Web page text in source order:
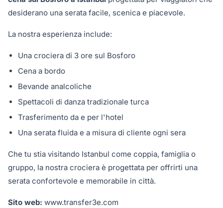
desiderano una serata facile, scenica e piacevole.
La nostra esperienza include:
Una crociera di 3 ore sul Bosforo
Cena a bordo
Bevande analcoliche
Spettacoli di danza tradizionale turca
Trasferimento da e per l'hotel
Una serata fluida e a misura di cliente ogni sera
Che tu stia visitando Istanbul come coppia, famiglia o
gruppo, la nostra crociera è progettata per offrirti una
serata confortevole e memorabile in città.
Sito web: www.transfer3e.com